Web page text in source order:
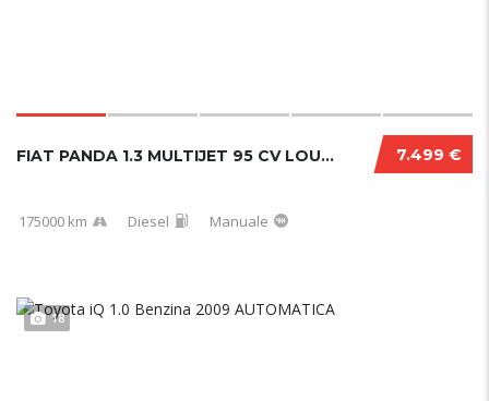
7.499 €
FIAT PANDA 1.3 MULTIJET 95 CV LOUNGE 2017...
175000 km Diesel Manuale
18